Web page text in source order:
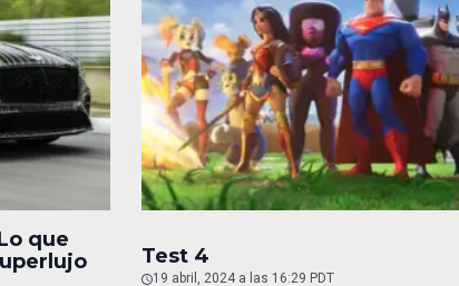
que
Test 4
19 abril, 2024 a las 16:29 PDT